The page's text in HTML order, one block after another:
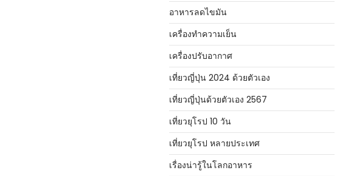
อาหารลดไขมัน
เครื่องทำความเย็น
เครื่องปรับอากาศ
เที่ยวญี่ปุ่น 2024 ด้วยตัวเอง
เที่ยวญี่ปุ่นด้วยตัวเอง 2567
เที่ยวยุโรป 10 วัน
เที่ยวยุโรป หลายประเทศ
เรื่องน่ารู้ในโลกอาหาร